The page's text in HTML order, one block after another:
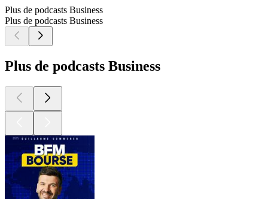
Plus de podcasts Business
Plus de podcasts Business
Plus de podcasts Business